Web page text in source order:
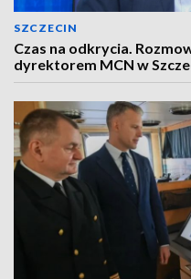
SZCZECIN
Czas na odkrycia.
dyrektorem MCN w